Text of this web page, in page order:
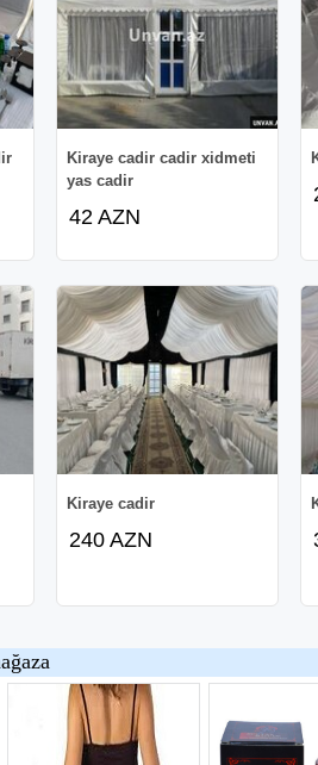
Kiraye cadir cadir xidmeti
yas cadir
42 AZN
Kiraye cadir
240 AZN